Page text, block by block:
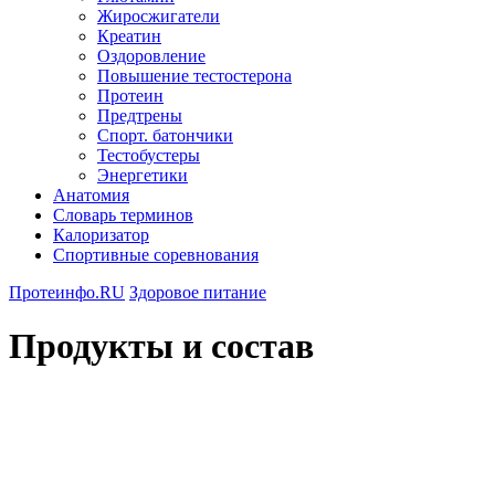
Жиросжигатели
Креатин
Оздоровление
Повышение тестостерона
Протеин
Предтрены
Спорт. батончики
Тестобустеры
Энергетики
Анатомия
Словарь терминов
Калоризатор
Спортивные соревнования
Протеинфо.RU Здоровое питание
Продукты и состав